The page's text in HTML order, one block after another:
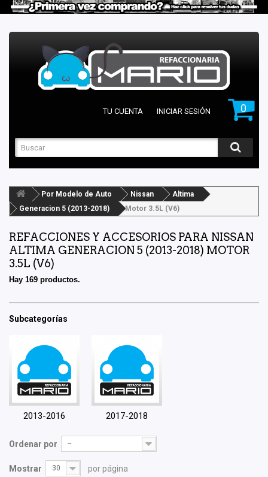
0
TU CUENTA INICIAR SESIÓN
Por Modelo de Auto Nissan
Altima
Generacion 5 (2013-2018)
Motor 3.5L (V6)
REFACCIONES Y ACCESORIOS PARA NISSAN
ALTIMA GENERACION 5 (2013-2018) MOTOR
3.5L (V6)
Hay 169 productos.
Subcategorías
2013-2016 2017-2018
Ordenar por --
Mostrar 30 por página